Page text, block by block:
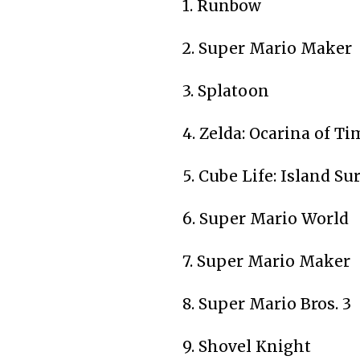
1. Runbow
2. Super Mario Maker
3. Splatoon
4. Zelda: Ocarina of
5. Cube Life: Island
6. Super Mario World
7. Super Mario Maker
8. Super Mario Bros. 3
9. Shovel Knight